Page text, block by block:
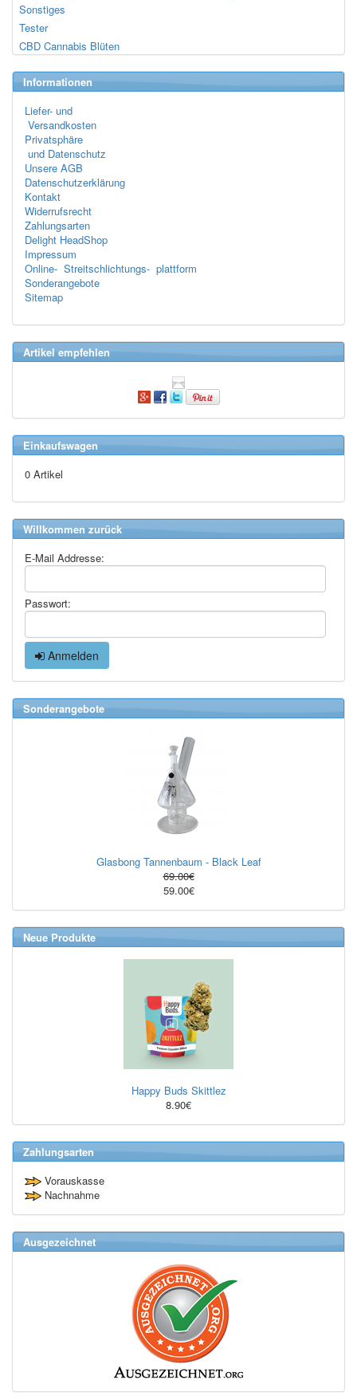
Sonstiges
Tester
CBD Cannabis Blüten
Informationen
Liefer- und
Versandkosten
Privatsphäre
und Datenschutz
Unsere AGB
Datenschutzerklärung
Kontakt
Widerrufsrecht
Zahlungsarten
Delight HeadShop
Impressum
Online- Streitschlichtungs- plattform
Sonderangebote
Sitemap
Artikel empfehlen
Einkaufswagen
0 Artikel
Willkommen zurück
E-Mail Addresse:
Passwort:
Anmelden
Sonderangebote
Glasbong Tannenbaum - Black Leaf
69.00€
59.00€
Neue Produkte
Happy Buds Skittlez
8.90€
Zahlungsarten
Vorauskasse
Nachnahme
Ausgezeichnet